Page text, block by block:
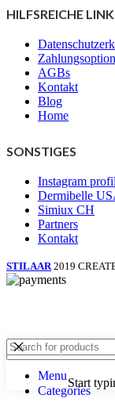
HILFSREICHE
AGBs
Kontakt
Blog
Home
SONSTIGES
Instagram
Dermibelle
Simiux CH
Partners
Kontakt
STILAAR 2019
Start
Menu
Categories